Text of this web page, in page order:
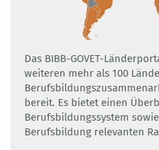
Das BIBB-GOVET-
weiteren mehr als 100
bereit. Es bietet einen
Berufsbildungssystem
Berufsbildung relevanten